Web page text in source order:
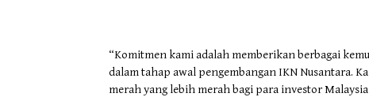
“Komitmen kami adalah memberikan berbagai
dalam tahap awal pengembangan IKN Nusantara.
merah yang lebih merah bagi para investor